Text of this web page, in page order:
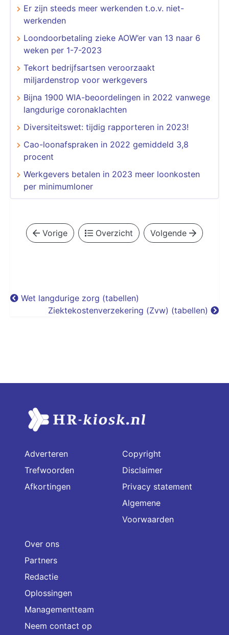
Er zijn steeds meer werkenden t.o.v. niet-
werkenden
Loondoorbetaling zieke AOW’er van 13 naar 6
weken per 1-7-2023
Tekort bedrijfsartsen veroorzaakt
miljardenstrop voor werkgevers
Bijna 1900 WIA-beoordelingen in 2022 vanwege
langdurige coronaklachten
Diversiteitswet: tijdig rapporteren in 2023!
Cao-loonafspraken in 2022 gemiddeld 3,8
procent
Werkgevers betalen in 2023 meer loonkosten
per minimumloner
Vorige Overzicht Volgende
Wet langdurige zorg (tabellen)
Ziektekostenverzekering (Zvw) (tabellen)
Adverteren
Trefwoorden
Afkortingen
Copyright
Disclaimer
Privacy statement
Algemene
Voorwaarden
Over ons
Partners
Redactie
Oplossingen
Managementteam
Neem contact op